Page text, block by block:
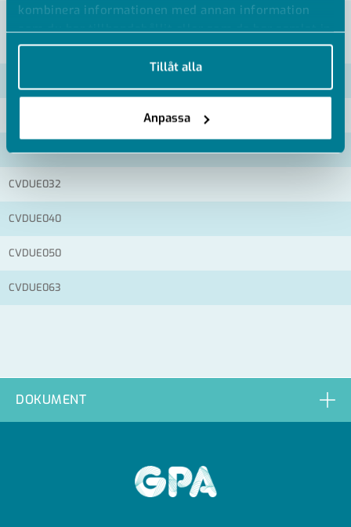
kombinera informationen med annan information
som du har tillhandahållit eller som de har samlat in
när du har använt deras tjänster.
Tillåt alla
Anpassa
CVDUE025
CVDUE032
CVDUE040
CVDUE050
CVDUE063
DOKUMENT